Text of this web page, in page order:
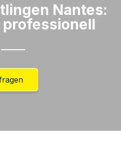
Nantes:
professionell​